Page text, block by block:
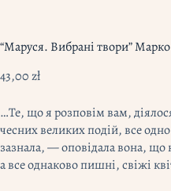
“Маруся. Вибрані твори”
43,00zł
…Те, що я розповім вам,
чесних великих подій, все
зазнала, — оповідала вона,
а все однаково пишні, свіжі